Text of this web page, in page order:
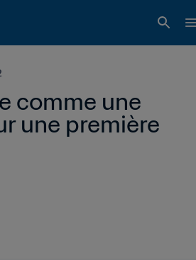
comme une
une première